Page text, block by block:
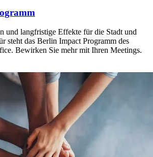
und langfristige Effekte für die Stadt und
steht das Berlin Impact Programm des
Bewirken Sie mehr mit Ihren Meetings.